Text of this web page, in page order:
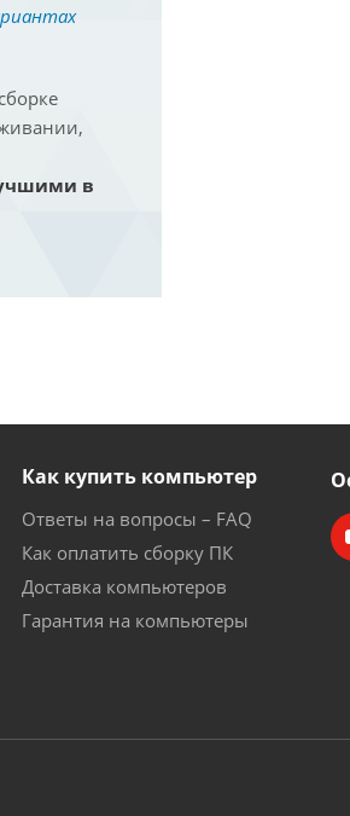
в
Как купить компьютер
Ответы на вопросы – FAQ
Как оплатить сборку ПК
Доставка компьютеров
Гарантия на компьютеры